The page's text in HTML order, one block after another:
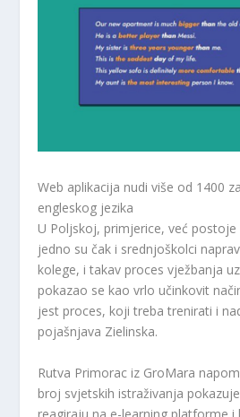
Web aplikacija nudi više od 1400
engleskog jezika
U Poljskoj, primjerice, već postoje
jedno su čak i srednjoškolci
kolege, i takav proces vježbanja
pokazao se kao vrlo učinkovit
jest proces, koji treba trenirati i
pojašnjava Zielinska.
Rutva Primorac iz GroMara
broj svjetskih istraživanja
reagiraju na e-learning platforme i